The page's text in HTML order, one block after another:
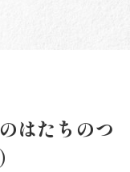
はたちのつ